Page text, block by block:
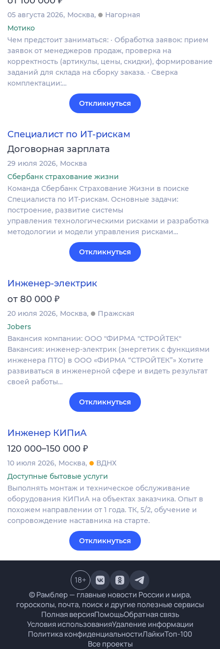
05 августа 2026 Москва
Нагорная
Мотико
Чем предстоит заниматься: · Обработка заявок: прием
заявок от менеджеров продаж, проверка на
корректность (артикулы, цены, скидки), формирование
заданий для склада на сборку заказа. · Сверка
комплектации:…
Откликнуться
Специалист по ИТ-рискам
Договорная зарплата
29 июля 2026 Москва
Сбербанк страхование жизни
Команда Сбербанк Страхование Жизни в поиске
Специалиста по ИТ-рискам. Основные задачи:
построение, развитие системы
управления технологическими рисками и разработка
методологии и модели управления рисками…
Откликнуться
Инженер-электрик
от 80 000 ₽
20 июля 2026 Москва
Пражская
Jobers
Вакансия компании: ООО "ФИРМА "СТРОЙТЕК"
Вакансия: инженер‑электрик (энергетик с функциями
инженера ПТО) в ООО «ФИРМА “СТРОЙТЕК”» Хотите
развиваться в инженерной сфере и видеть результат
своей работы…
Откликнуться
Инженер КИПиА
120 000–150 000 ₽
10 июля 2026 Москва
ВДНХ
Доступные бытовые услуги
Выполнять монтаж и техническое обслуживание
оборудования КИПиА на объектах заказчика. Опыт в
похожем направлении от 1 года. ТК, 5/2, обучение и
сопровождение наставника на старте.
Откликнуться
© Рамблер — главные новости России и мира,
гороскопы, почта, поиск и другие полезные сервисы
Полная версияПомощьОбратная связь
Условия использованияУдаление информации
Политика конфиденциальностиЛайкиТоп-100
Все проекты
18+